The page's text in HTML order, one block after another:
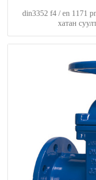
din3352 f4 / en 1171
хатан